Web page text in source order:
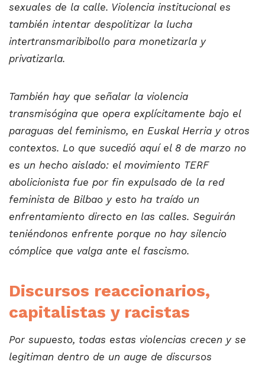
sexuales de la calle. Violencia institucional es
también intentar despolitizar la lucha
intertransmaribibollo para monetizarla y
privatizarla.
También hay que señalar la violencia
transmisógina que opera explícitamente bajo el
paraguas del feminismo, en Euskal Herria y otros
contextos. Lo que sucedió aquí el 8 de marzo no
es un hecho aislado: el movimiento TERF
abolicionista fue por fin expulsado de la red
feminista de Bilbao y esto ha traído un
enfrentamiento directo en las calles. Seguirán
teniéndonos enfrente porque no hay silencio
cómplice que valga ante el fascismo.
Discursos reaccionarios,
capitalistas y racistas
Por supuesto, todas estas violencias crecen y se
legitiman dentro de un auge de discursos